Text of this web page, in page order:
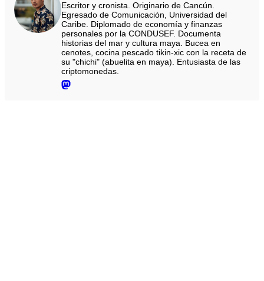
Escritor y cronista. Originario de Cancún.
Egresado de Comunicación, Universidad del
Caribe. Diplomado de economía y finanzas
personales por la CONDUSEF. Documenta
historias del mar y cultura maya. Bucea en
cenotes, cocina pescado tikin-xic con la receta de
su "chichi" (abuelita en maya). Entusiasta de las
criptomonedas.